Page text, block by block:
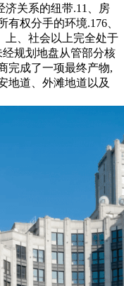
济关系的纽带.11、房
权分手的环境.176、
上、社会以上完全处于
规划地盘从管部分核
完成了一项最终产物,
地道、外滩地道以及